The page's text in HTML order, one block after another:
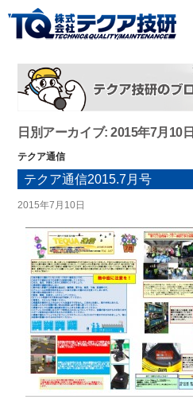
日別アーカイブ: 2015年7月10日
テクア通信
テクア通信2015.7月号
2015年7月10日